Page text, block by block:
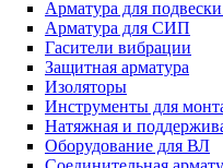
Арматура для
Арматура для СИП
Гасители вибрации
Защитная арматура
Изоляторы
Инструменты для
Натяжная и
Оборудование для ВЛ